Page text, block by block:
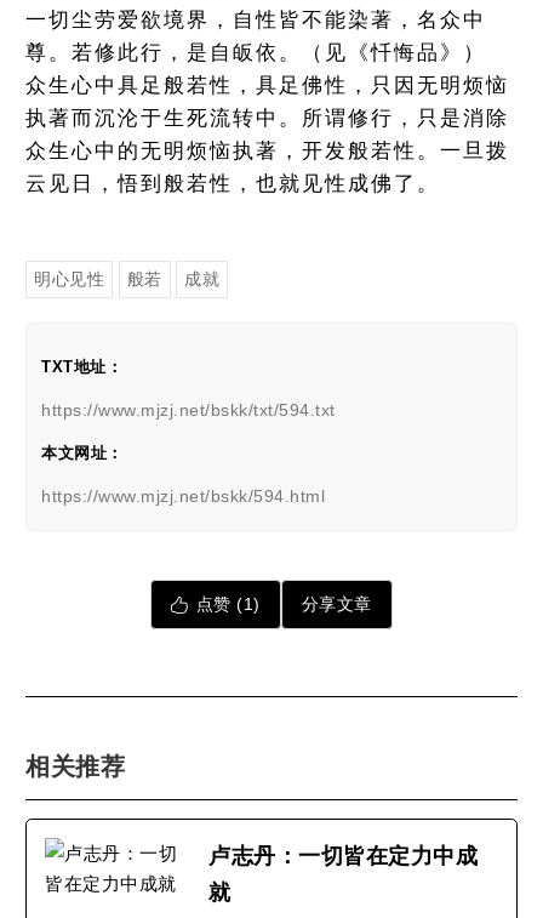
一切尘劳爱欲境界，自性皆不能染著，名众中
尊。若修此行，是自皈依。（见《忏悔品》）
众生心中具足般若性，具足佛性，只因无明烦恼
执著而沉沦于生死流转中。所谓修行，只是消除
众生心中的无明烦恼执著，开发般若性。一旦拨
云见日，悟到般若性，也就见性成佛了。
明心见性 般若 成就
TXT地址：
https://www.mjzj.net/bskk/txt/594.txt
本文网址：
https://www.mjzj.net/bskk/594.html
点赞 (1) 分享文章
相关推荐
卢志丹：一切皆在定力中成
就